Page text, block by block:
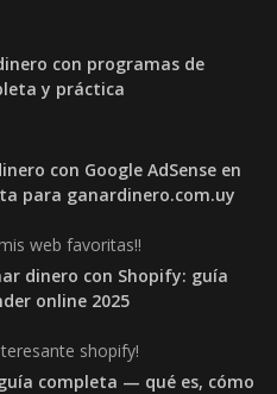
con programas de
y práctica
con Google AdSense en
para ganardinero.com.uy
web favoritas!!
dinero con Shopify: guía
online 2025
shopify!
completa — qué es, cómo